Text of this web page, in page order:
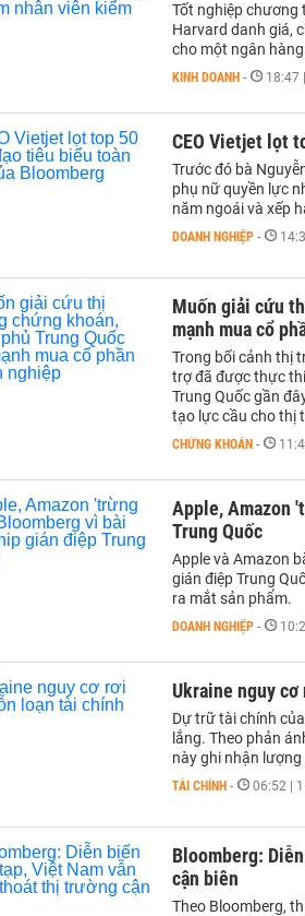
Tốt nghiệp chương
Harvard danh giá,
cho một ngân
KINH DOANH - 18:47
CEO Vietjet lọt
Trước đó bà
phụ nữ quyền lực
năm ngoái và xếp
DOANH NGHIỆP -
Muốn giải cứu
mạnh mua cổ
Trong bối cảnh thị
trợ đã được thực
Trung Quốc gần
tạo lực cầu cho thị
CHỨNG KHOÁN -
Apple, Amazon
Trung Quốc
Apple và Amazon
gián điệp Trung
ra mắt sản phẩm.
DOANH NGHIỆP -
Ukraine nguy
Dự trữ tài chính
lắng. Theo phản
này ghi nhận
TÀI CHÍNH - 06:52 |
Bloomberg:
cận biên
Theo Bloomberg,